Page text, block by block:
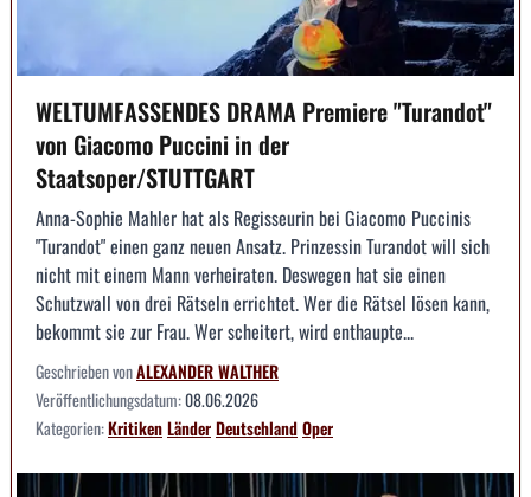
WELTUMFASSENDES DRAMA Premiere "Turandot"
von Giacomo Puccini in der
Staatsoper/STUTTGART
Anna-Sophie Mahler hat als Regisseurin bei Giacomo Puccinis
"Turandot" einen ganz neuen Ansatz. Prinzessin Turandot will sich
nicht mit einem Mann verheiraten. Deswegen hat sie einen
Schutzwall von drei Rätseln errichtet. Wer die Rätsel lösen kann,
bekommt sie zur Frau. Wer scheitert, wird enthaupte...
Geschrieben vonALEXANDER WALTHER
Veröffentlichungsdatum:08.06.2026
Kategorien:KritikenLänderDeutschlandOper